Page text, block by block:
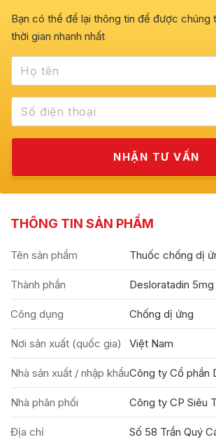
Bạn có thể để lại thông tin để được chúng
thời gian nhanh nhất
THÔNG TIN SẢN PHẨM
Tên sản phẩm Thuốc chống dị
Thành phần Desloratadin 5mg
Công dụng Chống dị ứng
Nơi sản xuất (quốc gia) Việt Nam
Nhà sản xuất / nhập khẩuCông ty Cổ phần
Nhà phân phối Công ty CP Siêu
Địa chỉ
Số 58 Trần Quý